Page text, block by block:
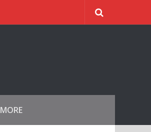
MORE